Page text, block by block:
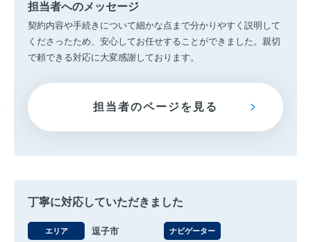
担当者へのメッセージ
契約内容や手続きについて細かな点まで分かりやすく説明して
くださったため、安心してお任せすることができました。親切
で頼できる対応に大変感謝しております。
担当者のページを見る
丁寧に対応していただきました
エリア 逗子市 ナビゲーター